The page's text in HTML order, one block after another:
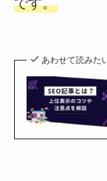
です。
あわせて読みた